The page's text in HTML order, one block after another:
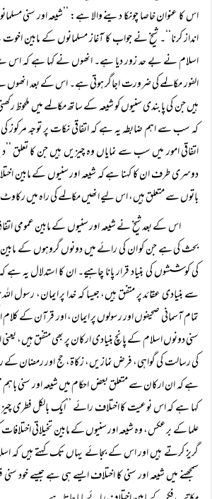
اس کا عنوان خاصا چونکا دینے والا ہے: ’’شیعہ اور سنی
انداز کرنا‘‘۔ شیخ نے جواب کا آغاز مسلمانوں کے مابین
اسلام نے بے حد زور دیا ہے۔ انھوں نے کہا ہے کہ اس
الفور مکالمے کی ضرورت اجاگر ہوتی ہے۔ اس کے بعد انھوں
ہیں جن کی پابندی سنیوں کو شیعہ کے ساتھ مکالمے میں ملحوظ
کہ سب سے اہم ضابطہ یہ ہے کہ اتفاقی نکات پر توجہ مرکوز کی
اتفاقی امور میں سب سے نمایاں وہ چیزیں ہیں جن کا
دوسری طرف ان کا کہنا ہے کہ شیعہ اور سنیوں کے مابین
باتوں سے متعلق ہیں، اس لیے انھیں مکالمے کی راہ میں رکاوٹ
اس کے بعد شیخ نے شیعہ اور سنیوں کے مابین عمومی
بحث کی ہے جن کو ان کی رائے میں دونوں گروہوں کے مابین
کی کوششوں کی بنیاد قرار پانا چاہیے۔ ان کا استدلال یہ
سے بنیادی عقائد پر متفق ہیں، جیسا کہ خدا پر ایمان، رسول
تمام آسمانی صحیفوں اور رسولوں پر ایمان، اور قرآن کے کلام
سنی دونوں اسلام کے پانچ بنیادی ارکان پر بھی متفق ہیں،
کی رسالت کی گواہی، فرض نمازیں، زکاۃ، حج اور رمضان
ہے کہ ان ارکان سے متعلق بعض احکام میں شیعہ اور سنی
کہا ہے کہ اس نوعیت کا اختلاف رائے ’’ایک بالکل فطری
علما کے برعکس، وہ شیعہ اور سنیوں کے مابین تخیلاتی
گریز کرتے ہیں اور اس کے بجائے یہاں تک کہتے ہیں کہ
سمجھنے میں شیعہ اور سنی کا اختلاف ایسے ہی ہے جیسے خود سنی